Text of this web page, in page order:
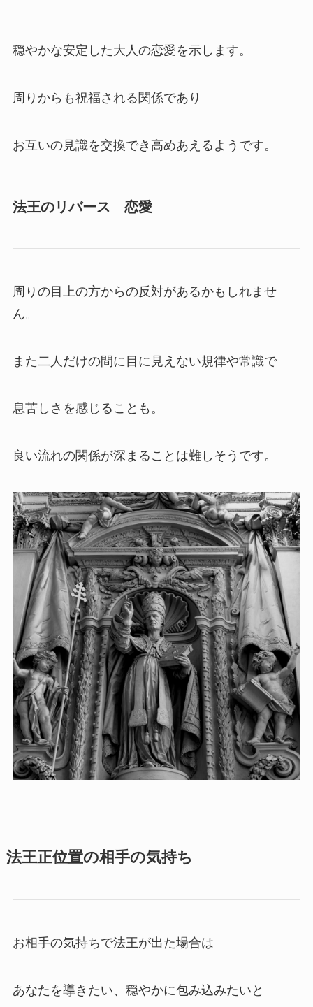
穏やかな安定した大人の恋愛を示します。
周りからも祝福される関係であり
お互いの見識を交換でき高めあえるようです。
法王のリバース 恋愛
周りの目上の方からの反対があるかもしれませ
ん。
また二人だけの間に目に見えない規律や常識で
息苦しさを感じることも。
良い流れの関係が深まることは難しそうです。
法王正位置の相手の気持ち
お相手の気持ちで法王が出た場合は
あなたを導きたい、穏やかに包み込みたいと